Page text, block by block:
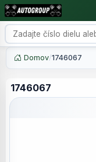
Domov/1746067
1746067